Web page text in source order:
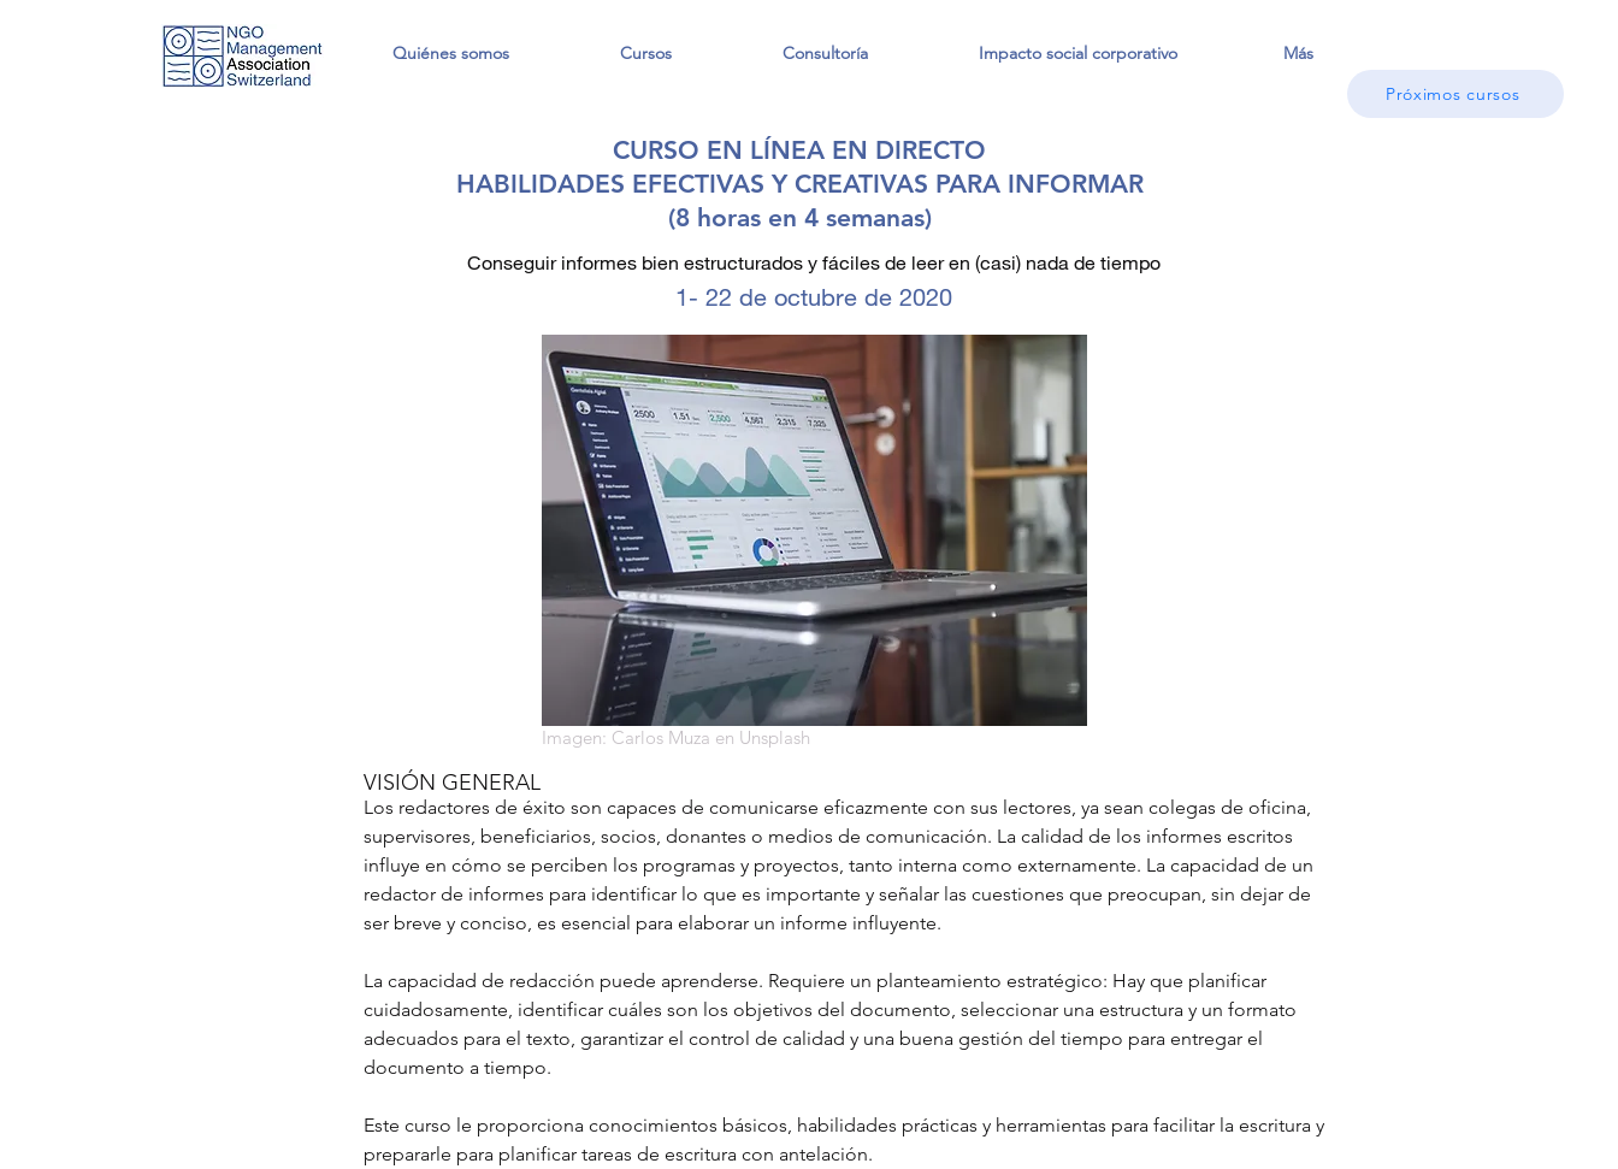
Próximos cursos
Quiénes somos Cursos Consultoría Impacto social corporativo Más
CURSO EN LÍNEA EN DIRECTO
HABILIDADES EFECTIVAS Y CREATIVAS PARA INFORMAR
(8 horas en 4 semanas)
Conseguir informes bien estructurados y fáciles de leer en (casi) nada de tiempo
1- 22 de octubre de 2020
VISIÓN GENERAL
Los redactores de éxito son capaces de comunicarse eficazmente con sus lectores, ya sean colegas de oficina,
supervisores, beneficiarios, socios, donantes o medios de comunicación. La calidad de los informes escritos
influye en cómo se perciben los programas y proyectos, tanto interna como externamente. La capacidad de un
redactor de informes para identificar lo que es importante y señalar las cuestiones que preocupan, sin dejar de
ser breve y conciso, es esencial para elaborar un informe influyente.
La capacidad de redacción puede aprenderse. Requiere un planteamiento estratégico: Hay que planificar
cuidadosamente, identificar cuáles son los objetivos del documento, seleccionar una estructura y un formato
adecuados para el texto, garantizar el control de calidad y una buena gestión del tiempo para entregar el
documento a tiempo.
Este curso le proporciona conocimientos básicos, habilidades prácticas y herramientas para facilitar la escritura y
prepararle para planificar tareas de escritura con antelación.
Imagen: Carlos Muza en Unsplash